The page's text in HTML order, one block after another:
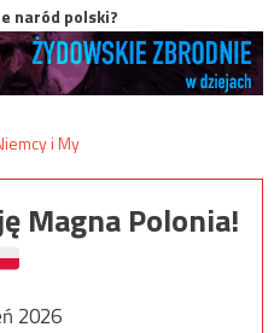
naród polski?
Magna Polonia!
2026